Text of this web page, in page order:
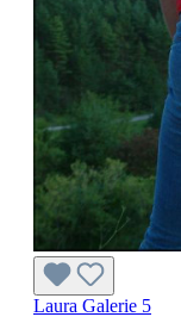
Laura Galerie 5